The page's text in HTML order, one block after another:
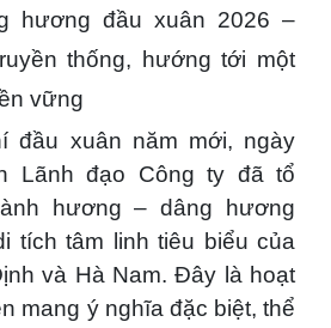
hương đầu xuân 2026 –
thống, hướng tới một
vững
đầu xuân năm mới, ngày
Lãnh đạo Công ty đã tổ
hương – dâng hương
tích tâm linh tiêu biểu của
và Hà Nam. Đây là hoạt
mang ý nghĩa đặc biệt, thể